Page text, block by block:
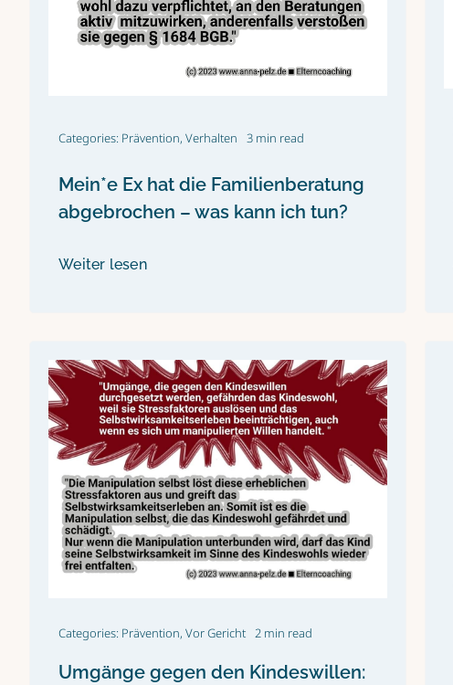
Categories: Prävention,Verhalten 3 min read
Mein*e Ex hat die Familienberatung
abgebrochen – was kann ich tun?
Weiter lesen
Categories: Prävention,Vor Gericht 2 min read
Umgänge gegen den Kindeswillen: